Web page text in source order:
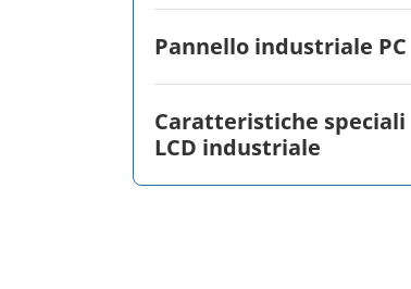
Pannello industriale PC
Caratteristiche speciali
LCD industriale